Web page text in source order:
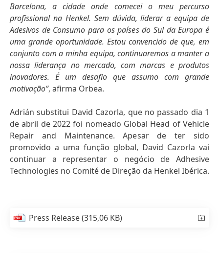
Barcelona, ​​​​a cidade onde comecei o meu percurso
profissional na Henkel. Sem dúvida, liderar a equipa de
Adesivos de Consumo para os países do Sul da Europa é
uma grande oportunidade. Estou convencido de que, em
conjunto com a minha equipa, continuaremos a manter a
nossa liderança no mercado, com marcas e produtos
inovadores. É um desafio que assumo com grande
motivação”, afirma Orbea.
Adrián substitui David Cazorla, que no passado dia 1
de abril de 2022 foi nomeado Global Head of Vehicle
Repair and Maintenance. Apesar de ter sido
promovido a uma função global, David Cazorla vai
continuar a representar o negócio de Adhesive
Technologies no Comité de Direção da Henkel Ibérica.
Press Release(315,06 KB)